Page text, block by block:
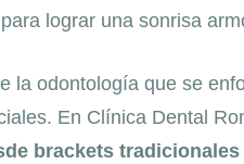
lograr una sonrisa
la odontología que se
En Clínica Dental
brackets